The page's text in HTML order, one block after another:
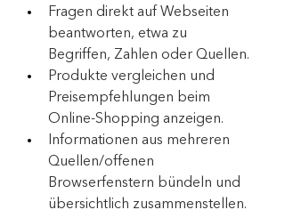
Fragen direkt auf Webseiten
beantworten, etwa zu
Begriffen, Zahlen oder Quellen.
Produkte vergleichen und
Preisempfehlungen beim
Online-Shopping anzeigen.
Informationen aus mehreren
Quellen/offenen
Browserfenstern bündeln und
übersichtlich zusammenstellen.